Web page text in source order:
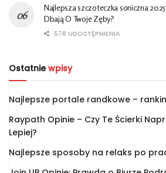
Najlepsza szczoteczka soniczna
Dbają O Twoje Zęby?
578 UDOSTĘPNIENIA
Ostatniewpisy
Najlepsze portale randkowe –
Raypath Opinie – Czy Te Ścierki
Lepiej?
Najlepsze sposoby na relaks po